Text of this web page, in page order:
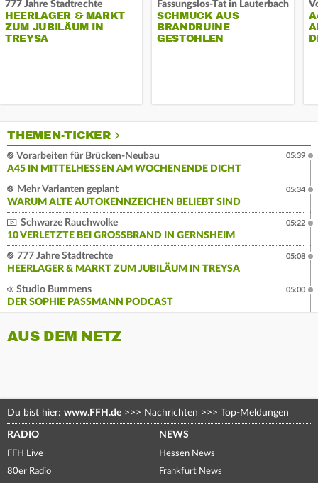
777 Jahre Stadtrechte
HEERLAGER & MARKT
ZUM JUBILÄUM IN
TREYSA
Fassungslos-Tat in Lauterbach
SCHMUCK AUS
BRANDRUINE
GESTOHLEN
THEMEN-TICKER
Vorarbeiten für Brücken-Neubau
A45 IN MITTELHESSEN AM WOCHENENDE DICHT
05:39
Mehr Varianten geplant
WARUM ALTE AUTOKENNZEICHEN BELIEBT SIND
05:34
Schwarze Rauchwolke
10 VERLETZTE BEI GROSSBRAND IN GERNSHEIM
05:22
777 Jahre Stadtrechte
HEERLAGER & MARKT ZUM JUBILÄUM IN TREYSA
05:08
Studio Bummens
DER SOPHIE PASSMANN PODCAST
05:00
AUS DEM NETZ
Du bist hier: www.FFH.de >>> Nachrichten >>> Top-Meldungen
RADIO
FFH Live
80er Radio
NEWS
Hessen News
Frankfurt News